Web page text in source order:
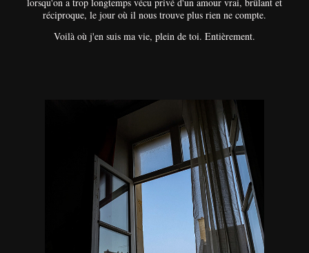
réciproque, le jour où il nous trouve plus rien ne compte.
Voilà où j'en suis ma vie, plein de toi. Entièrement.